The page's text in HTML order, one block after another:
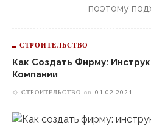
поэтому
СТРОИТЕЛЬСТВО
Как Создать Фирму:
Компании
СТРОИТЕЛЬСТВО on 01.02.2021